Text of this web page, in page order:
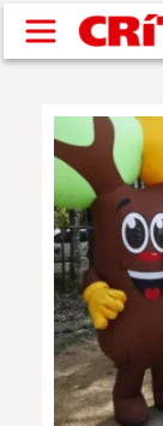
Pasar al
SUCESOS
NACIONAL
POLÍTICA
SHOW